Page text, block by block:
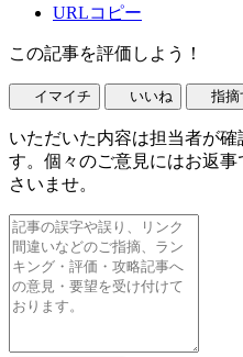
URLコピー
この記事を評価しよう！
イマイチ いいね 指摘
いただいた内容は担当者が
す。個々のご意見にはお返
さいませ。